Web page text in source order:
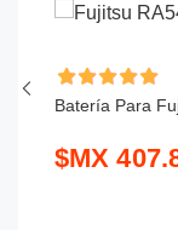
Batería Para
$MX